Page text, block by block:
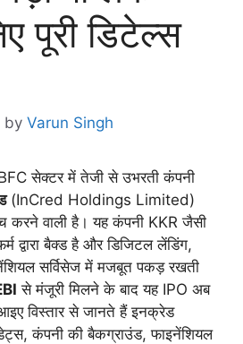
पूरी डिटेल्स
by Varun Singh
सेक्टर में तेजी से उभरती कंपनी
(InCred Holdings Limited)
करने वाली है। यह कंपनी KKR जैसी
द्वारा बैक्ड है और डिजिटल लेंडिंग,
सर्विसेज में मजबूत पकड़ रखती
से मंजूरी मिलने के बाद यह IPO अब
विस्तार से जानते हैं इनक्रेड
कंपनी की बैकग्राउंड, फाइनेंशियल